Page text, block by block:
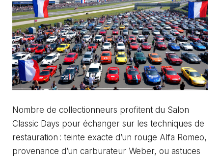
Nombre de collectionneurs profitent du Salon
Classic Days pour échanger sur les techniques de
restauration : teinte exacte d’un rouge Alfa Romeo,
provenance d’un carburateur Weber, ou astuces